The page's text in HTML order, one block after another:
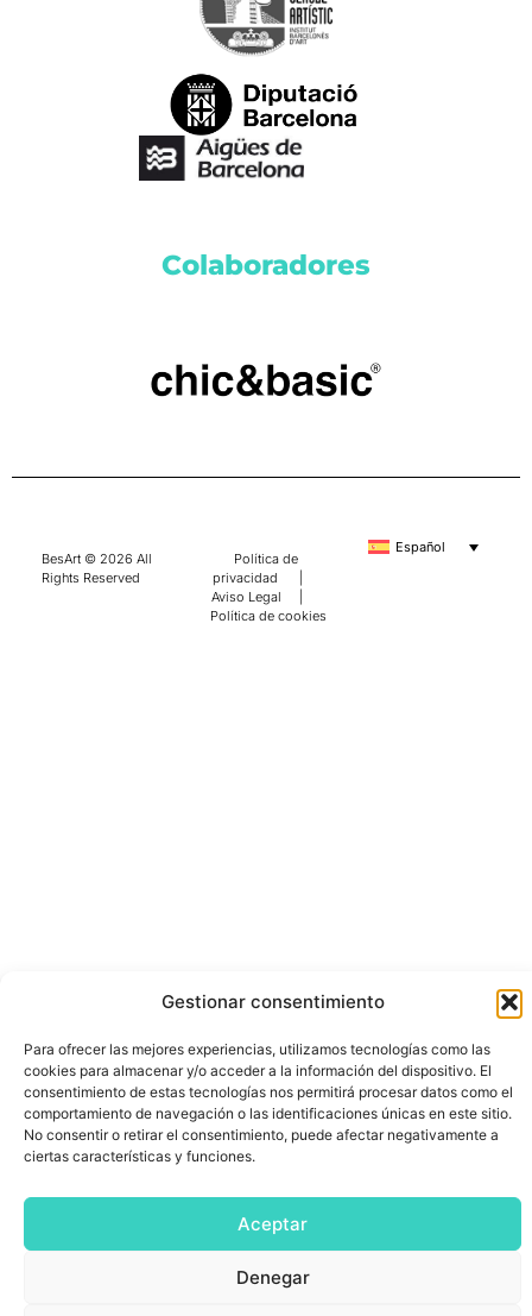
Gestionar consentimiento
Para ofrecer las mejores experiencias, utilizamos tecnologías como las
cookies para almacenar y/o acceder a la información del dispositivo. El
consentimiento de estas tecnologías nos permitirá procesar datos como el
comportamiento de navegación o las identificaciones únicas en este sitio.
No consentir o retirar el consentimiento, puede afectar negativamente a
ciertas características y funciones.
Aceptar
Denegar
Colaboradores
BesArt © 2026 All
Rights Reserved
Política de
privacidad
Aviso Legal
Política de cookies
Español